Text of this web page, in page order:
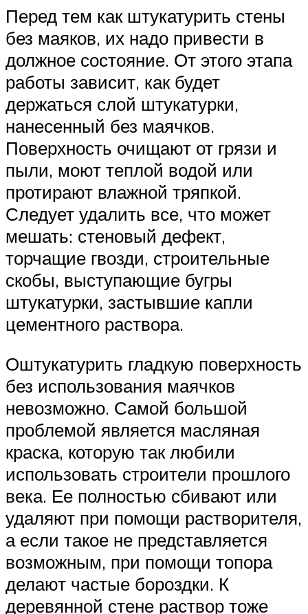
Перед тем как штукатурить стены
без маяков, их надо привести в
должное состояние. От этого этапа
работы зависит, как будет
держаться слой штукатурки,
нанесенный без маячков.
Поверхность очищают от грязи и
пыли, моют теплой водой или
протирают влажной тряпкой.
Следует удалить все, что может
мешать: стеновый дефект,
торчащие гвозди, строительные
скобы, выступающие бугры
штукатурки, застывшие капли
цементного раствора.
Оштукатурить гладкую поверхность
без использования маячков
невозможно. Самой большой
проблемой является масляная
краска, которую так любили
использовать строители прошлого
века. Ее полностью сбивают или
удаляют при помощи растворителя,
а если такое не представляется
возможным, при помощи топора
делают частые бороздки. К
деревянной стене раствор тоже